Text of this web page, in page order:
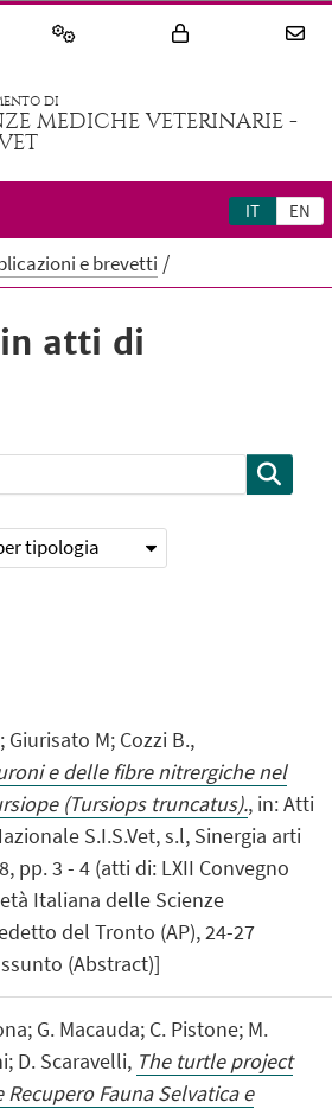
DI
MEDICHE VETERINARIE -
IT EN
e brevetti
atti di
tipologia
M; Cozzi B.,
e delle fibre nitrergiche nel
(Tursiops truncatus)., in: Atti
S.I.S.Vet, s.l, Sinergia arti
pp. 3 - 4 (atti di: LXII Convegno
Italiana delle Scienze
del Tronto (AP), 24-27
(Abstract)]
G. Macauda; C. Pistone; M.
D. Scaravelli, The turtle project
Fauna Selvatica e